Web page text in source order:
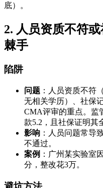
底）。
2. 人员资质不符
棘手
陷阱
问题 ：人员资质不符
无相关学历）、社保
CMA评审的重点。监
款5.2，且社保证明其
影响 ：人员问题常导
不通过。
案例 ：广州某实验室
分，整改花3万。